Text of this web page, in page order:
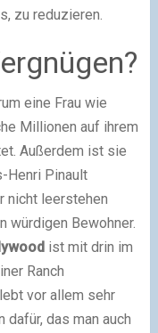
zu reduzieren.
eine Frau wie
Millionen auf ihrem
Außerdem ist sie
Henri Pinault
nicht leerstehen
würdigen Bewohner.
ist mit drin im
Ranch
vor allem sehr
das man auch